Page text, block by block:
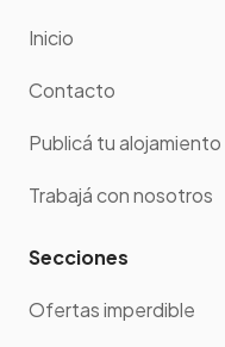
Inicio
Contacto
Publicá tu alojamiento
Trabajá con nosotros
Secciones
Ofertas imperdible